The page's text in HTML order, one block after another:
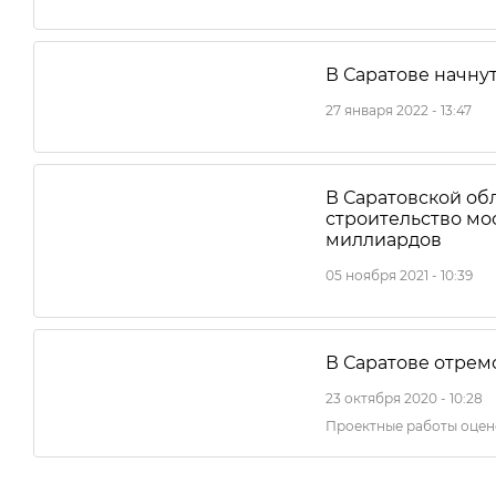
В Саратове
27 января 2022 - 13:47
В Саратовской
строительство
миллиардов
05 ноября 2021 - 10:39
В Саратове
23 октября 2020 - 10:28
Проектные работы